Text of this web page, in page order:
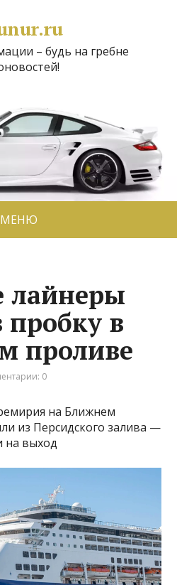
– будь на гребне
МЕНЮ
лайнеры
пробку в
проливе
0
на Ближнем
из Персидского залива —
на выход